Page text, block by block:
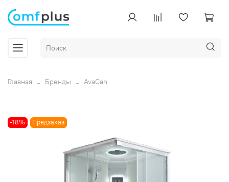
Главная Бренды AvaCan
-18% Предзаказ